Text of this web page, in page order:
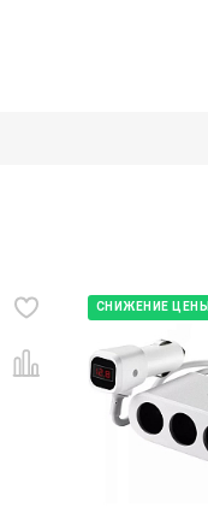
СНИЖЕНИЕ ЦЕНЫ